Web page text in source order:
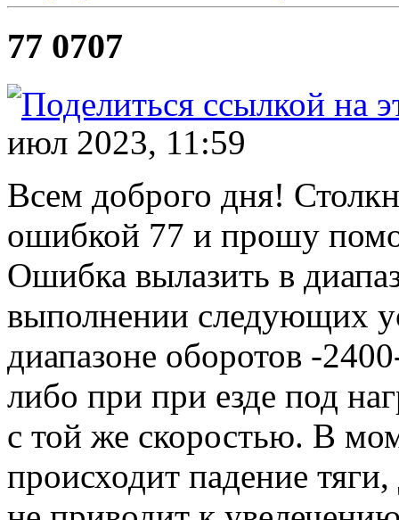
77 0707
июл 2023, 11:59
Всем доброго дня!
ошибкой 77 и прошу
Ошибка вылазить в
выполнении следующих
диапазоне оборотов -
либо при при езде под
с той же скоростью. В
происходит падение